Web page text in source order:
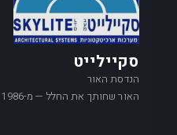
סקיילייט
הנדסת האור
האור שחותך את החלל — מ-1986